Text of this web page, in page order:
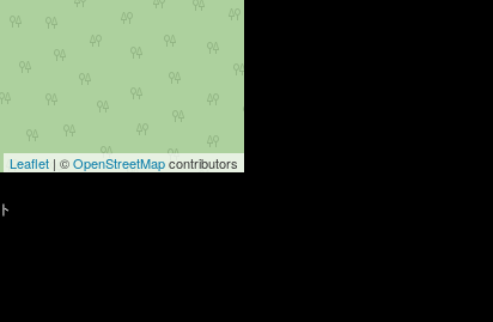
Leaflet | ©OpenStreetMapcontributors